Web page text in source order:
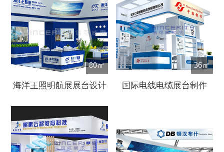
80㎡
海洋王照明航展展台设计
36㎡
国际电线电缆展台制作